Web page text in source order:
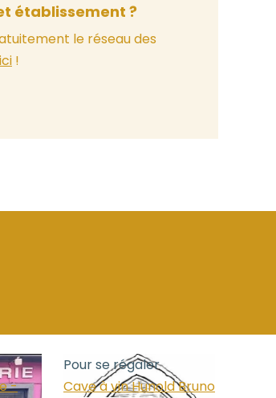
établissement ?
le réseau des
!
-
Pour se régaler
Cave à vin Hunold Bruno